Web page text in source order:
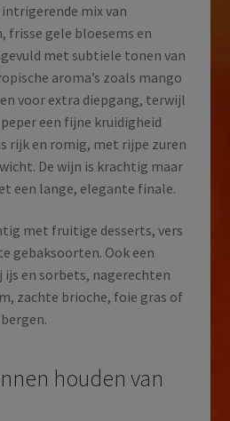
intrigerende mix van
frisse gele bloesems en
met subtiele tonen van
aroma’s zoals mango
voor extra diepgang, terwijl
een fijne kruidigheid
rijk en romig, met rijpe zuren
De wijn is krachtig maar
een lange, elegante finale.
met fruitige desserts, vers
gebaksoorten. Ook een
en sorbets, nagerechten
zachte brioche, foie gras of
houden van